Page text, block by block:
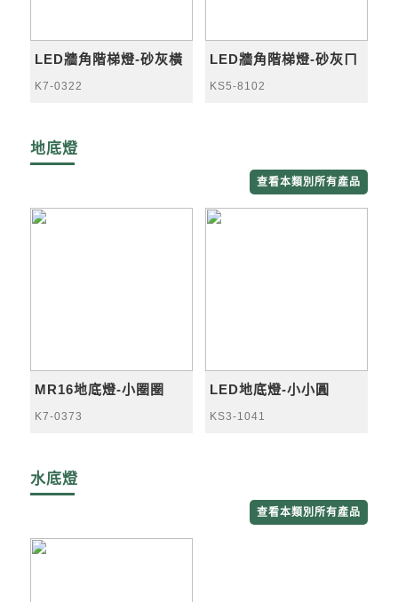
LED牆角階梯燈-砂灰橫
K7-0322
LED牆角階梯燈-砂灰ㄇ
KS5-8102
地底燈
查看本類別所有產品
MR16地底燈-小圈圈
K7-0373
LED地底燈-小小圓
KS3-1041
水底燈
查看本類別所有產品